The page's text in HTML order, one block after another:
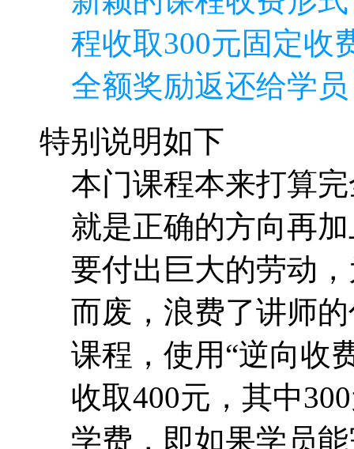
程收取300元固定收
全额奖励返还给学
特别说明如下
本门课程本来打算
就是正确的方向再
要付出巨大的劳动
而废，浪费了讲师
课程，使用“逆向收
收取400元，其中
学费，即如果学员